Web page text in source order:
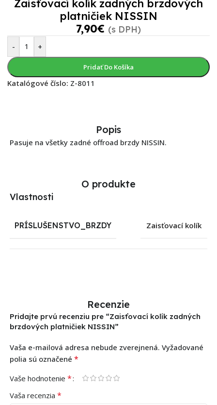
Zaisťovací kolík zadných brzdových
platničiek NISSIN
7,90€ (s DPH)
- +
Pridať Do Košíka
Katalógové číslo: Z-8011
Popis
Pasuje na všetky zadné offroad brzdy NISSIN.
O produkte
Vlastnosti
PRÍSLUŠENSTVO_BRZDY Zaisťovací kolík
Recenzie
Pridajte prvú recenziu pre “Zaisťovací kolík zadných
brzdových platničiek NISSIN”
Vaša e-mailová adresa nebude zverejnená. Vyžadované
polia sú označené *
Vaše hodnotenie *
Vaša recenzia *